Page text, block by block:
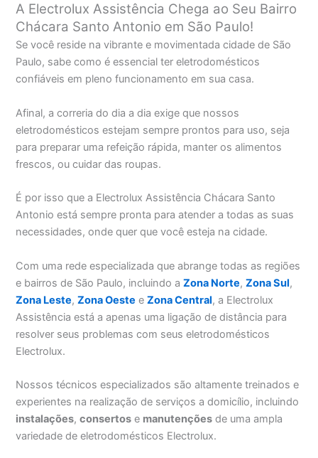
A Electrolux Assistência Chega ao Seu Bairro
Chácara Santo Antonio em São Paulo!
Se você reside na vibrante e movimentada cidade de São
Paulo, sabe como é essencial ter eletrodomésticos
confiáveis em pleno funcionamento em sua casa.
Afinal, a correria do dia a dia exige que nossos
eletrodomésticos estejam sempre prontos para uso, seja
para preparar uma refeição rápida, manter os alimentos
frescos, ou cuidar das roupas.
É por isso que a Electrolux Assistência Chácara Santo
Antonio está sempre pronta para atender a todas as suas
necessidades, onde quer que você esteja na cidade.
Com uma rede especializada que abrange todas as regiões
e bairros de São Paulo, incluindo aZona Norte,Zona Sul,
Zona Leste,Zona Oeste eZona Central, a Electrolux
Assistência está a apenas uma ligação de distância para
resolver seus problemas com seus eletrodomésticos
Electrolux.
Nossos técnicos especializados são altamente treinados e
experientes na realização de serviços a domicílio, incluindo
instalações,consertos e manutenções de uma ampla
variedade de eletrodomésticos Electrolux.